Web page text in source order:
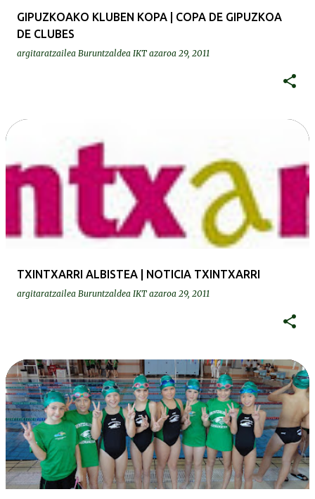
GIPUZKOAKO KLUBEN KOPA | COPA DE GIPUZKOA
DE CLUBES
argitaratzailea Buruntzaldea IKT azaroa 29, 2011
TXINTXARRI ALBISTEA | NOTICIA TXINTXARRI
argitaratzailea Buruntzaldea IKT azaroa 29, 2011